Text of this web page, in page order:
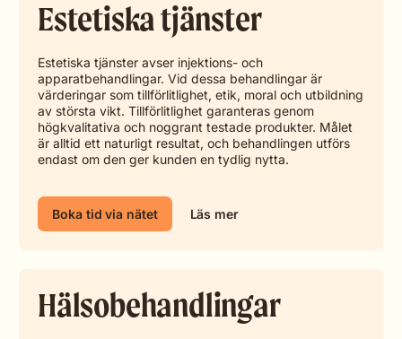
Estetiska tjänster
Estetiska tjänster avser injektions- och
apparatbehandlingar. Vid dessa behandlingar är
värderingar som tillförlitlighet, etik, moral och utbildning
av största vikt. Tillförlitlighet garanteras genom
högkvalitativa och noggrant testade produkter. Målet
är alltid ett naturligt resultat, och behandlingen utförs
endast om den ger kunden en tydlig nytta.
Boka tid via nätet Läs mer
Hälsobehandlingar